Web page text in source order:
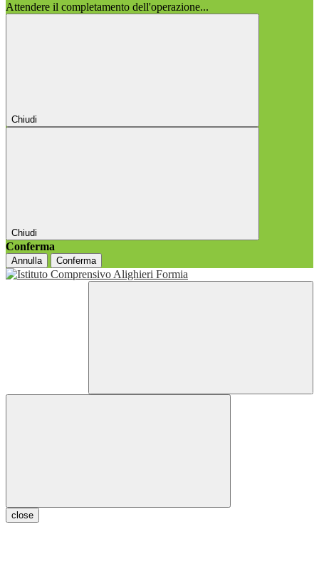
Attendere il completamento dell'operazione...
Chiudi
Chiudi
Conferma
Annulla Conferma
close